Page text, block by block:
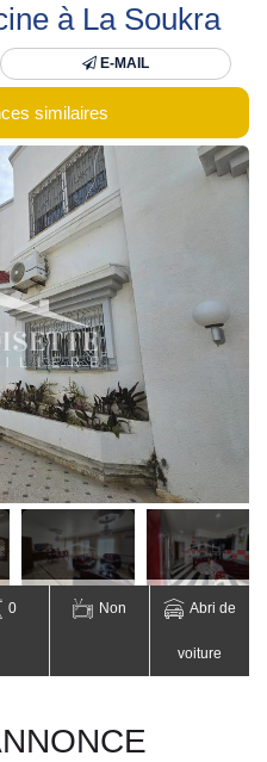
à La Soukra
E-MAIL
similaires
0 Non Abri de
voiture